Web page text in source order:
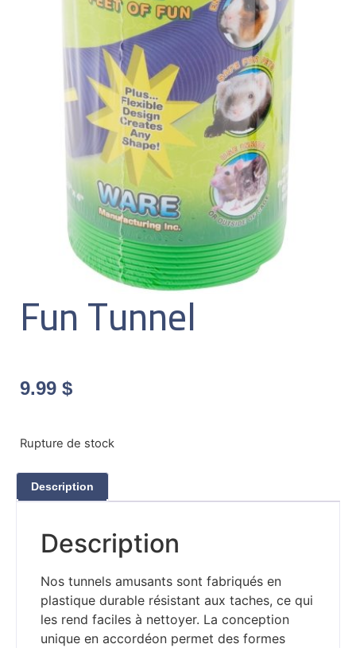
Fun Tunnel
9.99 $
Rupture de stock
Description
Description
Nos tunnels amusants sont fabriqués en
plastique durable résistant aux taches, ce qui
les rend faciles à nettoyer. La conception
unique en accordéon permet des formes